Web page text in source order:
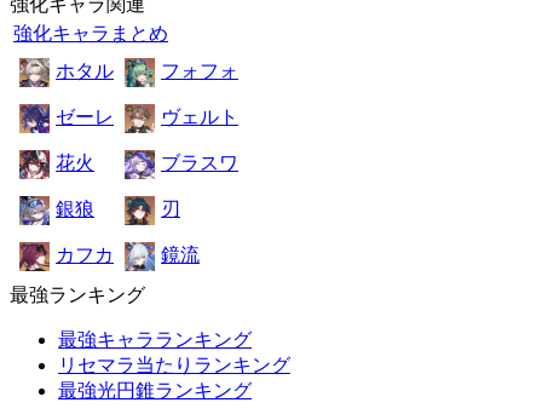
強化キャラ関連
強化キャラまとめ
ホタル
フォフォ
ゼーレ ヴェルト
花火 ブラスワ
銀狼 刃
カフカ
鏡流
最強ランキング
最強キャラランキング
リセマラ当たりランキング
最強光円錐ランキング